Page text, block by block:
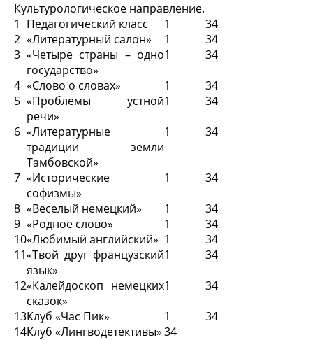
Культурологическое направление.
1 Педагогический класс 1
34
2 «Литературный салон» 1
34
3 «Четыре страны – одно
государство»
1
34
4 «Слово о словах» 1
34
5 «Проблемы устной
речи»
1
34
6 «Литературные
традиции земли
Тамбовской»
1 34
7 «Исторические
софизмы»
1
34
8 «Веселый немецкий» 1
34
9 «Родное слово» 1
34
10«Любимый английский» 1
34
11«Твой друг французский
язык»
1
34
12«Калейдоскоп немецких
сказок»
1
34
13Клуб «Час Пик» 1
34
14Клуб «Лингводетективы»34